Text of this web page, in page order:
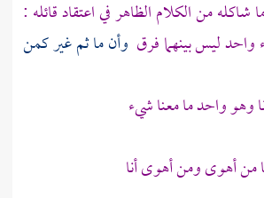
من الكلام الظاهر في اعتقاد قائله :
ليس بينهما فرق وأن ما ثم غير كمن
وهو واحد ما معنا شيء
من أهوى ومن أهوى أنا